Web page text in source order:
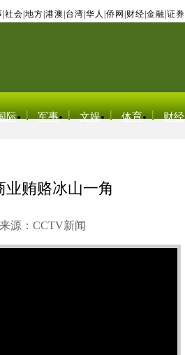
社会 地方 港澳 台湾 华人 侨网 财经 金融 证券
际 军事 文娱 体育 财经
贿赂冰山一角
来源：CCTV新闻